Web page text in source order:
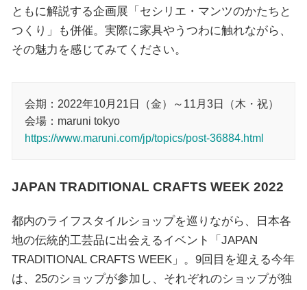
ともに解説する企画展「セシリエ・マンツのかたちと
つくり」も併催。実際に家具やうつわに触れながら、
その魅力を感じてみてください。
会期：2022年10月21日（金）～11月3日（木・祝）
会場：maruni tokyo
https://www.maruni.com/jp/topics/post-36884.html
JAPAN TRADITIONAL CRAFTS WEEK 2022
都内のライフスタイルショップを巡りながら、日本各
地の伝統的工芸品に出会えるイベント「JAPAN
TRADITIONAL CRAFTS WEEK」。9回目を迎える今年
は、25のショップが参加し、それぞれのショップが独